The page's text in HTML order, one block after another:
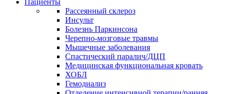
Пациенты
Рассеянный склероз
Инсульт
Болезнь Паркинсона
Черепно-мозговые травмы
Мышечные заболевания
Спастический паралич/ДЦП
Медицинская функциональная кровать
ХОБЛ
Гемодиализ